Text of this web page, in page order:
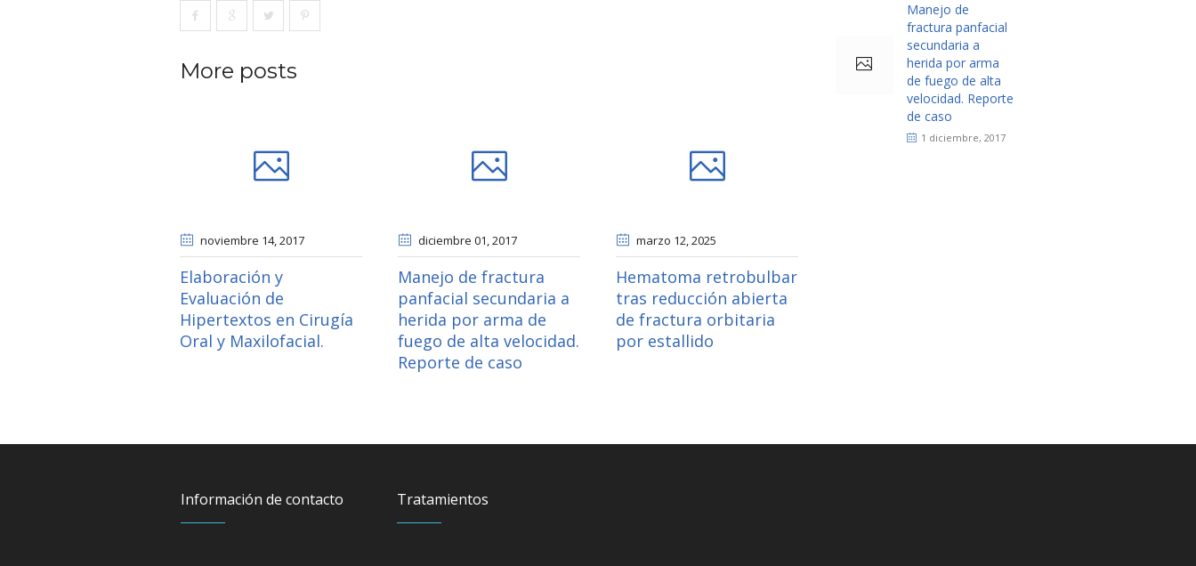
More posts
noviembre 14, 2017
Elaboración y
Evaluación de
Hipertextos en Cirugía
Oral y Maxilofacial.
diciembre 01, 2017
Manejo de fractura
panfacial secundaria a
herida por arma de
fuego de alta velocidad.
Reporte de caso
marzo 12, 2025
Hematoma retrobulbar
tras reducción abierta
de fractura orbitaria
por estallido
Manejo de
fractura panfacial
secundaria a
herida por arma
de fuego de alta
velocidad. Reporte
de caso
1 diciembre, 2017
Información de contacto Tratamientos